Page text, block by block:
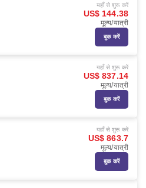
यहाँ से शुरू करें
US$ 144.38
मूल्य/यात्री
बुक करें
यहाँ से शुरू करें
US$ 837.14
मूल्य/यात्री
बुक करें
यहाँ से शुरू करें
US$ 863.7
मूल्य/यात्री
बुक करें